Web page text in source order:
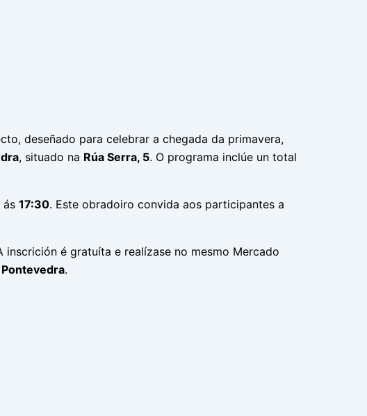
deseñado para celebrar a chegada da primavera,
, situado na Rúa Serra, 5. O programa inclúe un total
ás 17:30. Este obradoiro convida aos participantes a
é gratuíta e realízase no mesmo Mercado
Pontevedra.